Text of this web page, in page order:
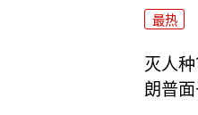
最热
灭人
朗普面